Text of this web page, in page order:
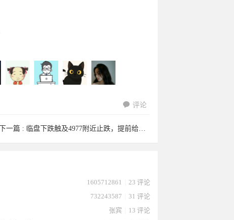
评论
下一篇 : 临盘下跌触及4977附近止跌，提前给出下方支撑于此间附近试探，现 ...
23 评论
1605712861
31 评论
732243587
13 评论
张宾